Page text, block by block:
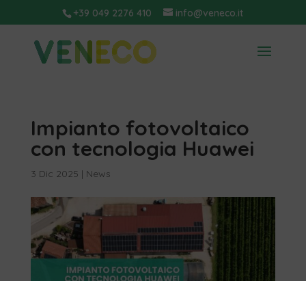
+39 049 2276 410 info@veneco.it
Impianto fotovoltaico
con tecnologia Huawei
3 Dic 2025 | News